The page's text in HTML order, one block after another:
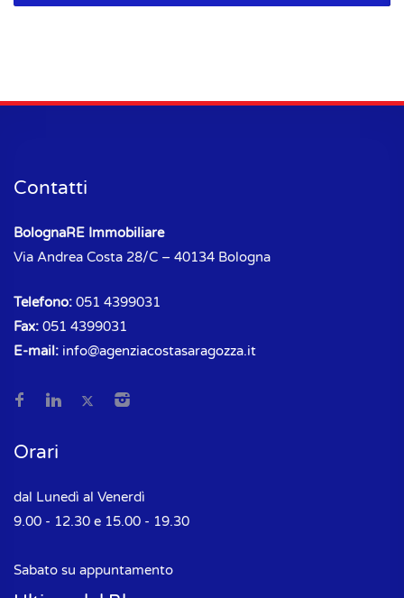
Contatti
BolognaRE Immobiliare
Via Andrea Costa 28/C – 40134 Bologna
Telefono: 051 4399031
Fax: 051 4399031
E-mail: info@agenziacostasaragozza.it
Orari
dal Lunedì al Venerdì
9.00 - 12.30 e 15.00 - 19.30
Sabato su appuntamento